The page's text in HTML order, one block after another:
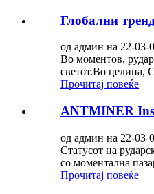
Глобални
од админ на 22-03-
Во моментов,
светот.Во целина,
Прочитај повеќе
ANTMINER
од админ на 22-03-
Статусот на
со моментална
Прочитај повеќе